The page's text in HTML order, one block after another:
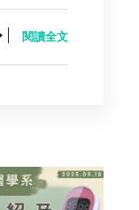
閱讀全文